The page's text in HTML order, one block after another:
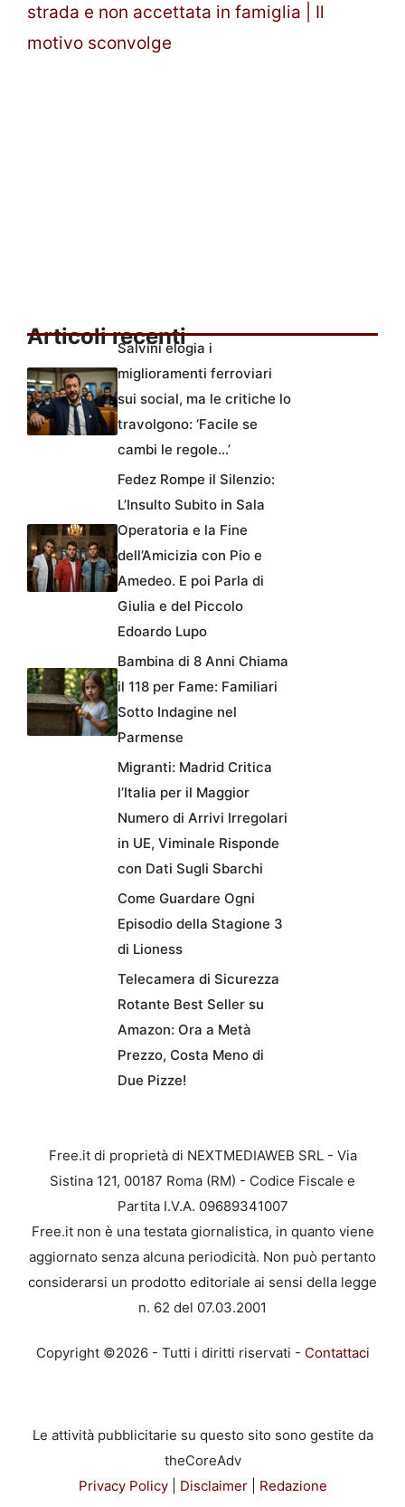
strada e non accettata in famiglia | Il
motivo sconvolge
Articoli recenti
Salvini elogia i
miglioramenti ferroviari
sui social, ma le critiche lo
travolgono: ‘Facile se
cambi le regole…’
Fedez Rompe il Silenzio:
L’Insulto Subito in Sala
Operatoria e la Fine
dell’Amicizia con Pio e
Amedeo. E poi Parla di
Giulia e del Piccolo
Edoardo Lupo
Bambina di 8 Anni Chiama
il 118 per Fame: Familiari
Sotto Indagine nel
Parmense
Migranti: Madrid Critica
l’Italia per il Maggior
Numero di Arrivi Irregolari
in UE, Viminale Risponde
con Dati Sugli Sbarchi
Come Guardare Ogni
Episodio della Stagione 3
di Lioness
Telecamera di Sicurezza
Rotante Best Seller su
Amazon: Ora a Metà
Prezzo, Costa Meno di
Due Pizze!
Free.it di proprietà di NEXTMEDIAWEB SRL - Via
Sistina 121, 00187 Roma (RM) - Codice Fiscale e
Partita I.V.A. 09689341007
Free.it non è una testata giornalistica, in quanto viene
aggiornato senza alcuna periodicità. Non può pertanto
considerarsi un prodotto editoriale ai sensi della legge
n. 62 del 07.03.2001
Copyright ©2026 - Tutti i diritti riservati - Contattaci
Le attività pubblicitarie su questo sito sono gestite da
theCoreAdv
Privacy Policy| Disclaimer| Redazione